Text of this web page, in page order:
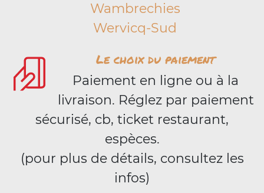
Wambrechies
Wervicq-Sud
Le choix du paiement
Paiement en ligne ou à la
livraison. Réglez par paiement
sécurisé, cb, ticket restaurant,
espèces.
(pour plus de détails, consultez les
infos)